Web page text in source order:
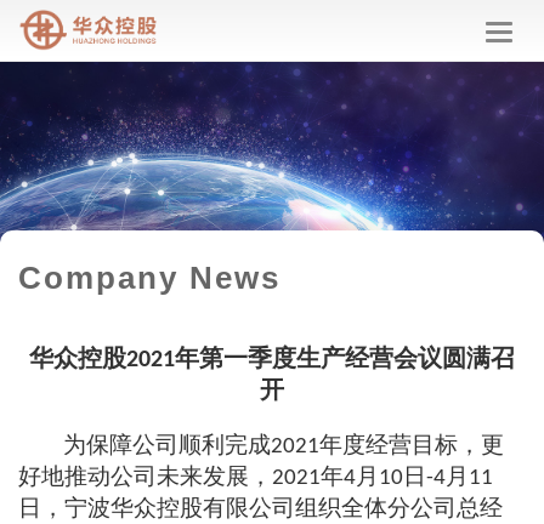
华
众
股
Company News
华众控股2021年第一季度生产经营会议圆满召
开
为保障公司顺利完成2021年度经营目标，更
好地推动公司未来发展， 2021年4 月 10 日 -4 月 11
日 ， 宁波华众控股有限公司组织全体分公司总经